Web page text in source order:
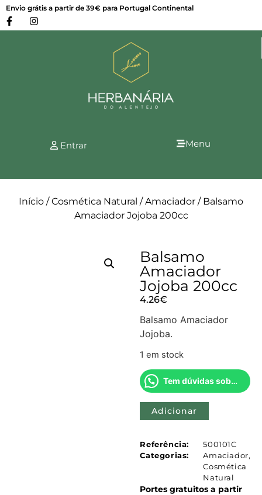
Envio grátis a partir de 39€ para Portugal Continental
Entrar Menu
Início /Cosmética Natural /Amaciador / Balsamo
Amaciador Jojoba 200cc
Balsamo
Amaciador
Jojoba 200cc
4.26€
Balsamo Amaciador
Jojoba.
1 em stock
Tem dúvidas sobre este produto?
Adicionar
Referência:
500101C
Categorias:
Amaciador,
Cosmética
Natural
Portes gratuitos a partir